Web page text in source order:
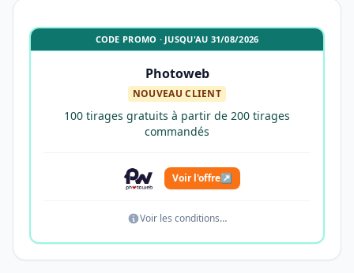
CODE PROMO · JUSQU'AU 31/08/2026
Photoweb
NOUVEAU CLIENT
100 tirages gratuits à partir de 200 tirages
commandés
Voir l'offre↗
Voir les conditions…